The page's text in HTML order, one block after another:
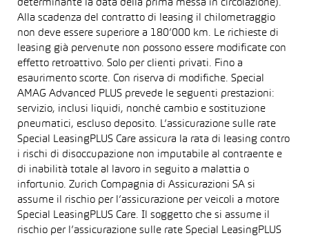
determinante la data della prima messa in circolazione).
Alla scadenza del contratto di leasing il chilometraggio
non deve essere superiore a 180’000 km. Le richieste di
leasing già pervenute non possono essere modificate con
effetto retroattivo. Solo per clienti privati. Fino a
esaurimento scorte. Con riserva di modifiche. Special
AMAG Advanced PLUS prevede le seguenti prestazioni:
servizio, inclusi liquidi, nonché cambio e sostituzione
pneumatici, escluso deposito. L’assicurazione sulle rate
Special LeasingPLUS Care assicura la rata di leasing contro
i rischi di disoccupazione non imputabile al contraente e
di inabilità totale al lavoro in seguito a malattia o
infortunio. Zurich Compagnia di Assicurazioni SA si
assume il rischio per l’assicurazione per veicoli a motore
Special LeasingPLUS Care. Il soggetto che si assume il
rischio per l’assicurazione sulle rate Special LeasingPLUS